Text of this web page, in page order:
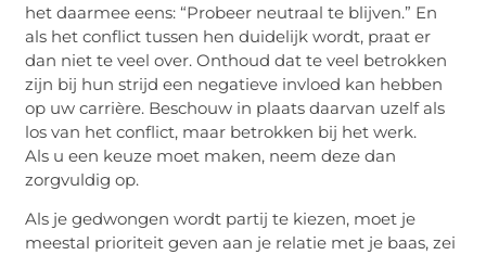
het daarmee eens: “Probeer neutraal te blijven.” En
als het conflict tussen hen duidelijk wordt, praat er
dan niet te veel over. Onthoud dat te veel betrokken
zijn bij hun strijd een negatieve invloed kan hebben
op uw carrière. Beschouw in plaats daarvan uzelf als
los van het conflict, maar betrokken bij het werk.
Als u een keuze moet maken, neem deze dan
zorgvuldig op.
Als je gedwongen wordt partij te kiezen, moet je
meestal prioriteit geven aan je relatie met je baas, zei